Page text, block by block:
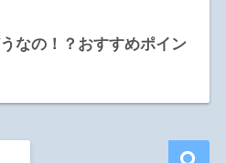
なの！？おすすめポイン